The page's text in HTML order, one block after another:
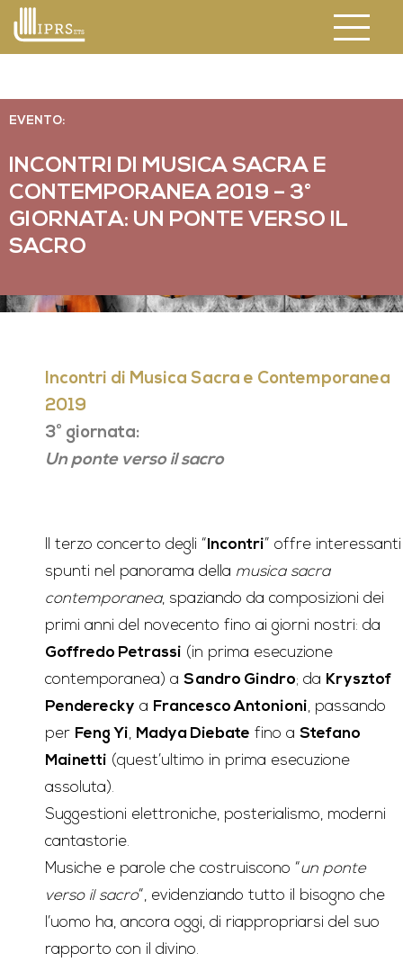
EVENTO:
INCONTRI DI MUSICA SACRA E
CONTEMPORANEA 2019 – 3°
GIORNATA: UN PONTE VERSO IL
SACRO
Incontri di Musica Sacra e Contemporanea
2019
3° giornata:
Un ponte verso il sacro
Il terzo concerto degli “ Incontri” offre interessanti
spunti nel panorama della musica sacra
contemporanea, spaziando da composizioni dei
primi anni del novecento fino ai giorni nostri: da
Goffredo Petrassi (in prima esecuzione
contemporanea) a Sandro Gindro; da Krysztof
Penderecky a Francesco Antonioni, passando
per Feng Yi, Madya Diebate fino a Stefano
Mainetti (quest’ultimo in prima esecuzione
assoluta).
Suggestioni elettroniche, posterialismo, moderni
cantastorie.
Musiche e parole che costruiscono “un ponte
verso il sacro“, evidenziando tutto il bisogno che
l’uomo ha, ancora oggi, di riappropriarsi del suo
rapporto con il divino.